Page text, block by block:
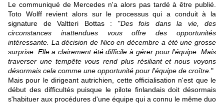
Le communiqué de Mercedes n'a alors pas tardé à être publié.
Toto Wolff revient alors sur le processus qui a conduit à la
signature de Valtteri Bottas : "Des fois dans la vie, des
circonstances inattendues vous offre des opportunités
intéressante. La décision de Nico en décembre a été une grosse
surprise. Elle a clairement été difficile à gérer pour l'équipe. Mais
traverser une tempête vous rend plus résiliant et nous voyons
désormais cela comme une opportunité pour l'équipe de croître. "
Mais pour le dirigeant autrichien, cette officialisation n'est que le
début des difficultés puisque le pilote finlandais doit désormais
s'habituer aux procédures d'une équipe qui a connu le même duo